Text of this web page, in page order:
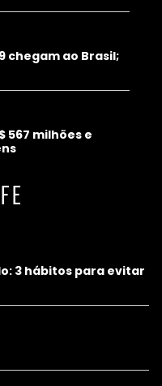
chegam ao Brasil;
567 milhões e
3 hábitos para evitar